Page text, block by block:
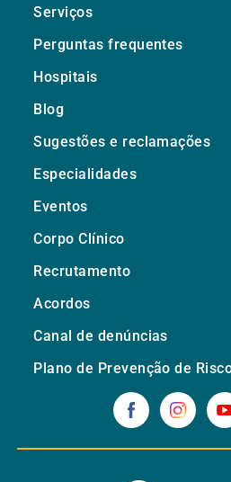
Serviços
Perguntas frequentes
Hospitais
Blog
Sugestões e reclamações
Especialidades
Eventos
Corpo Clínico
Recrutamento
Acordos
Canal de denúncias
Plano de Prevenção de